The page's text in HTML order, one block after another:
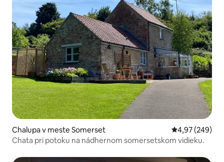
Chalupa v meste Somerset Priemerné
4,97 (249)
Chata pri potoku na nádhernom somersetskom vidieku.